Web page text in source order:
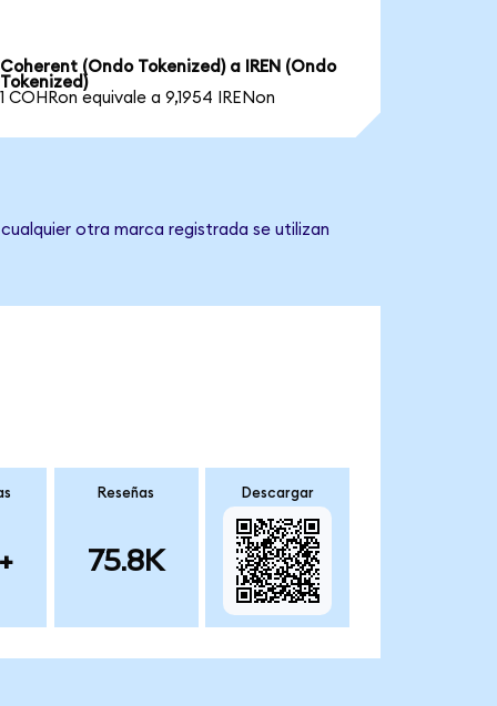
Coherent (Ondo Tokenized) a IREN (Ondo
Tokenized)
1 COHRon equivale a 9,1954 IRENon
otra marca registrada se utilizan
Reseñas
75.8K
Descargar